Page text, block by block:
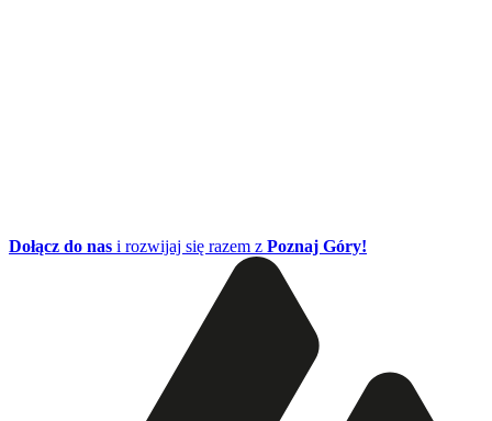
Dołącz do nas i rozwijaj się razem z Poznaj Góry!